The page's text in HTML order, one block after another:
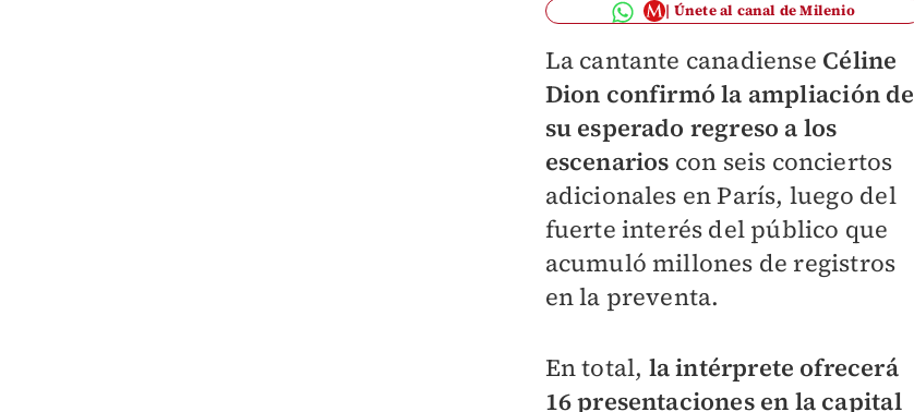
Únete al canal de Milenio
La cantante canadiense Céline
Dion confirmó la ampliación de
su esperado regreso a los
escenarios con seis conciertos
adicionales en París, luego del
fuerte interés del público que
acumuló millones de registros
en la preventa.
En total, la intérprete ofrecerá
16 presentaciones en la capital